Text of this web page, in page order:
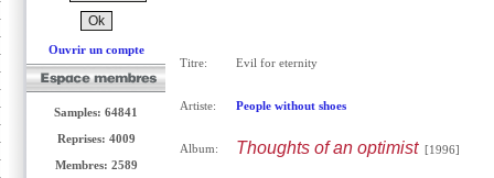
Ouvrir un compte
Samples: 64841
Reprises: 4009
Membres: 2589
Titre: Evil for eternity
Artiste: People without shoes
Album: Thoughts of an optimist[1996]